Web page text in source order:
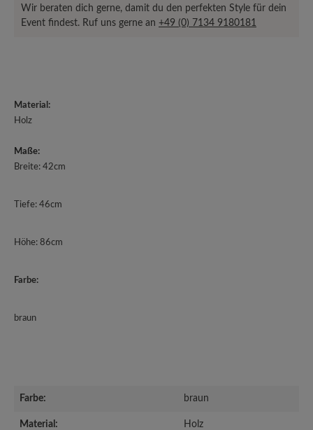
Wir beraten dich gerne, damit du den perfekten Style für dein
Event findest. Ruf uns gerne an +49 (0) 7134 9180181
Material:
Holz
Maße:
Breite: 42cm
Tiefe: 46cm
Höhe: 86cm
Farbe:
braun
Farbe: braun
Material: Holz